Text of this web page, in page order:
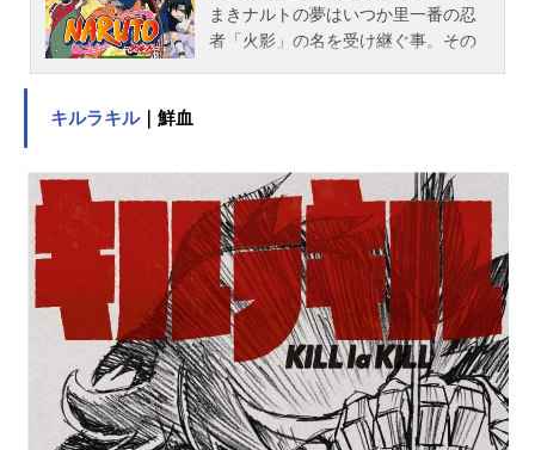
まきナルトの夢はいつか里一番の忍
者「火影」の名を受け継ぐ事。その
として任務をスタートさせた!!作品名
NARUTO-ナルト-放送形態TVアニメ
スケジュール2002年10月3日（木）
～2007年2月8日（木）テレビ東京系
話数全220話キャストうずまきナル
ト：竹内順子うちはサスケ：杉山紀
彰春野サクラ：中村千絵はたけカカ
シ：井上和彦うみのイルカ：関俊彦
木ノ葉丸：大谷育江三代目火影・猿
飛：柴田秀勝スタッフ原作：岸本斉
史（集英社「週刊少年ジャンプ」連
キルラキル｜鮮血